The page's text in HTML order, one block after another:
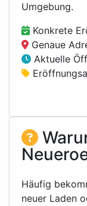
Umgebung.
Konkrete
Genaue
Aktuelle
Häufig
neuer Laden